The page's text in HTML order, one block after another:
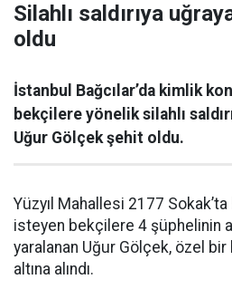
Silahlı saldırıya
oldu
İstanbul Bağcılar’da kimlik
bekçilere yönelik silahlı
Uğur Gölçek şehit oldu.
Yüzyıl Mahallesi 2177
isteyen bekçilere 4 şüphelinin
yaralanan Uğur Gölçek, özel
altına alındı.